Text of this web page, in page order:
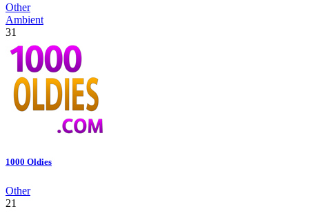
Other
Ambient
31
1000 Oldies
Other
21